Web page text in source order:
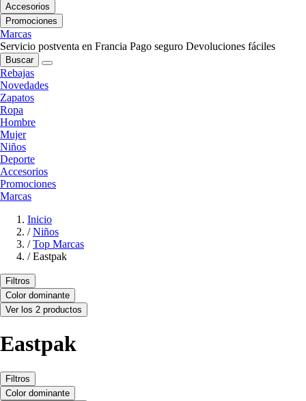
Accesorios
Promociones
Marcas
Servicio postventa en Francia Pago seguro Devoluciones fáciles
Buscar
Rebajas
Novedades
Zapatos
Ropa
Hombre
Mujer
Niños
Deporte
Accesorios
Promociones
Marcas
Inicio
/ Niños
/ Top Marcas
/ Eastpak
Filtros
Color dominante
Ver los 2 productos
Eastpak
Filtros
Color dominante